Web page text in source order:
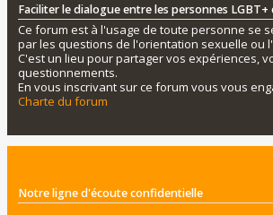
Faciliter le dialogue entre les personnes
Ce forum est à l'usage de toute personne se
par les questions de l'orientation sexuelle ou
C'est un lieu pour partager vos expériences,
questionnements.
En vous inscrivant sur ce forum vous vous
Charte du forum
Notre ligne d'écoute confidentielle